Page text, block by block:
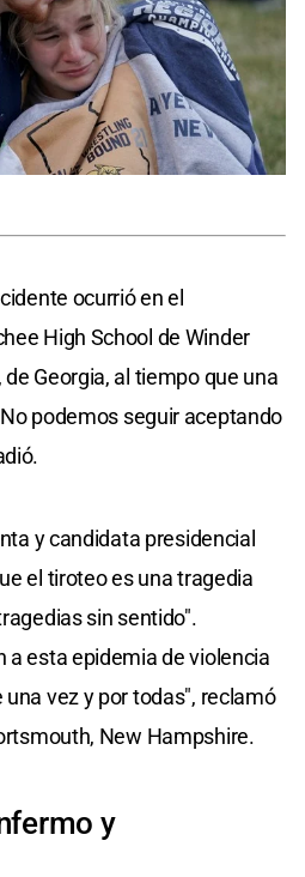
ocurrió en el
High School de Winder
Georgia, al tiempo que una
podemos seguir aceptando
y candidata presidencial
el tiroteo es una tragedia
sin sentido".
a esta epidemia de violencia
vez y por todas", reclamó
New Hampshire.
y